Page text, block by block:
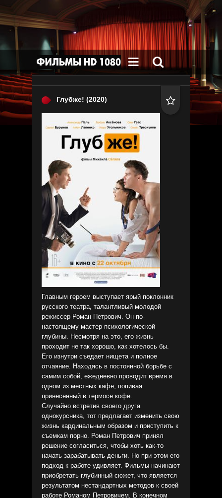
 
Глубже! (2020) 
Главным героем выступает ярый поклонник
русского театра, талантливый молодой
режиссер Роман Петрович. Он по-
настоящему мастер психологической
глубины. Несмотря на это, его жизнь
проходит не так хорошо, как хотелось бы.
Его изнутри съедает нищета и полное
отчаяние. Находясь в постоянной борьбе с
самим собой, ежедневно проводит время в
одном из местных кафе, попивая
принесенный в термосе кофе.
Случайно встретив своего друга
однокурсника, тот предлагает изменить свою
жизнь кардинальным образом и приступить к
съемкам порно. Роман Петрович принял
решение согласиться, чтобы хоть как-то
начать зарабатывать деньги. Но при этом его
подход к работе удивляет. Фильмы начинают
приобретать глубинный сюжет, что является
результатом нестандартных методов к своей
работе Романом Петровичем. В конечном